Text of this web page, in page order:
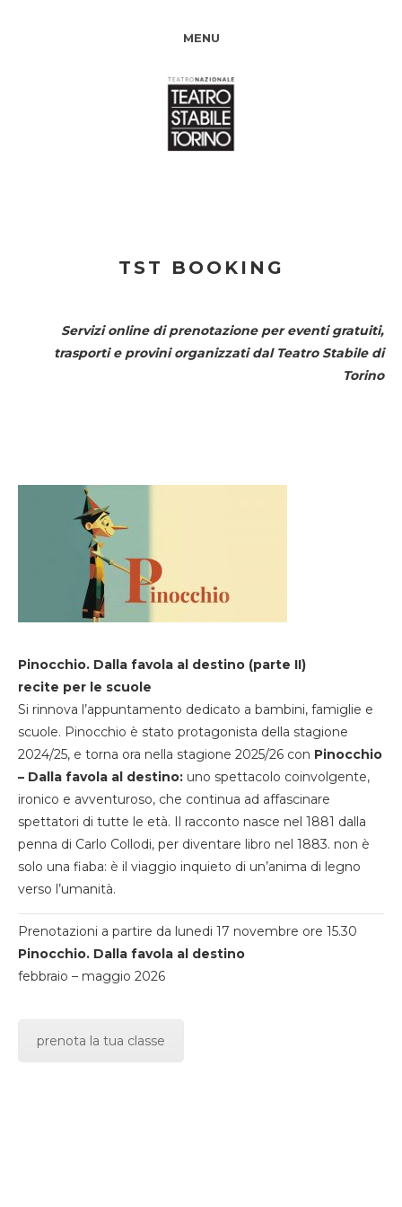
MENU
TST BOOKING
Servizi online di prenotazione per eventi gratuiti,
trasporti e provini organizzati dal Teatro Stabile di
Torino
Pinocchio. Dalla favola al destino (parte II)
recite per le scuole
Si rinnova l’appuntamento dedicato a bambini, famiglie e
scuole. Pinocchio è stato protagonista della stagione
2024/25, e torna ora nella stagione 2025/26 con Pinocchio
– Dalla favola al destino: uno spettacolo coinvolgente,
ironico e avventuroso, che continua ad affascinare
spettatori di tutte le età. Il racconto nasce nel 1881 dalla
penna di Carlo Collodi, per diventare libro nel 1883. non è
solo una fiaba: è il viaggio inquieto di un’anima di legno
verso l’umanità.
Prenotazioni a partire da lunedi 17 novembre ore 15.30
Pinocchio. Dalla favola al destino
febbraio – maggio 2026
prenota la tua classe